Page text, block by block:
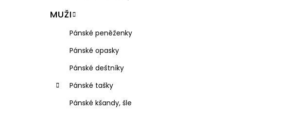
MUŽI
Pánské peněženky
Pánské opasky
Pánské deštníky
Pánské tašky
Pánské kšandy, šle
VISAČKA NA KUFR PLASTOVÁ RGL
49 Kč